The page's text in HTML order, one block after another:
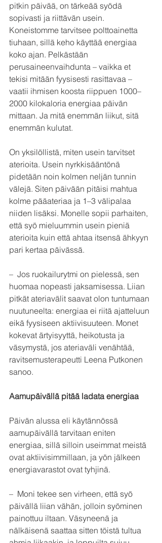
pitkin päivää, on tärkeää syödä
sopivasti ja riittävän usein.
Koneistomme tarvitsee polttoainetta
tiuhaan, sillä keho käyttää energiaa
koko ajan. Pelkästään
perusaineenvaihdunta – vaikka et
tekisi mitään fyysisesti rasittavaa –
vaatii ihmisen koosta riippuen 1000–
2000 kilokaloria energiaa päivän
mittaan. Ja mitä enemmän liikut, sitä
enemmän kulutat.
On yksilöllistä, miten usein tarvitset
aterioita. Usein nyrkkisääntönä
pidetään noin kolmen neljän tunnin
välejä. Siten päivään pitäisi mahtua
kolme pääateriaa ja 1–3 välipalaa
niiden lisäksi. Monelle sopii parhaiten,
että syö mieluummin usein pieniä
aterioita kuin että ahtaa itsensä ähkyyn
pari kertaa päivässä.
–  Jos ruokailurytmi on pielessä, sen
huomaa nopeasti jaksamisessa. Liian
pitkät ateriavälit saavat olon tuntumaan
nuutuneelta: energiaa ei riitä ajatteluun
eikä fyysiseen aktiivisuuteen. Monet
kokevat ärtyisyyttä, heikotusta ja
väsymystä, jos ateriaväli venähtää,
ravitsemusterapeutti Leena Putkonen
sanoo.
Aamupäivällä pitää ladata energiaa
Päivän alussa eli käytännössä
aamupäivällä tarvitaan eniten
energiaa, sillä silloin useimmat meistä
ovat aktiivisimmillaan, ja yön jälkeen
energiavarastot ovat tyhjinä.
–  Moni tekee sen virheen, että syö
päivällä liian vähän, jolloin syöminen
painottuu iltaan. Väsyneenä ja
nälkäisenä saattaa sitten töistä tultua